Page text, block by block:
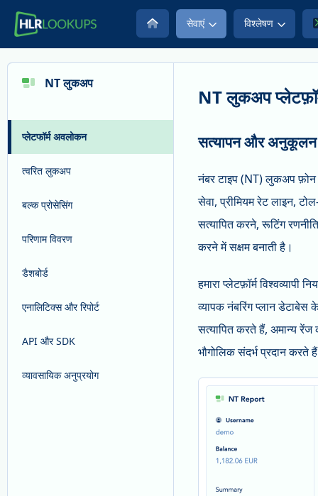
सेवाएं विश्लेषण
NT लुकअप
प्लेटफॉर्म अवलोकन
त्वरित लुकअप
बल्क प्रोसेसिंग
परिणाम विवरण
डैशबोर्ड
एनालिटिक्स और रिपोर्ट
API और SDK
व्यावसायिक अनुप्रयोग
NT लुकअप
सत्यापन और अनुकूलन
नंबर टाइप (NT) लुकअप फ़ोन
सेवा, प्रीमियम रेट लाइन,
सत्यापित करने, रूटिंग
करने में सक्षम बनाती है।
हमारा प्लेटफ़ॉर्म
व्यापक नंबरिंग प्लान डेटाबेस
सत्यापित करते हैं, अमान्य रेंज
भौगोलिक संदर्भ प्रदान करते